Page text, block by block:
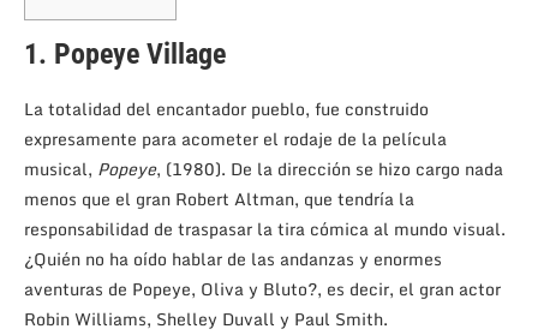
1. Popeye Village
La totalidad del encantador pueblo, fue construido
expresamente para acometer el rodaje de la película
musical, Popeye, (1980). De la dirección se hizo cargo nada
menos que el gran Robert Altman, que tendría la
responsabilidad de traspasar la tira cómica al mundo visual.
¿Quién no ha oído hablar de las andanzas y enormes
aventuras de Popeye, Oliva y Bluto?, es decir, el gran actor
Robin Williams, Shelley Duvall y Paul Smith.